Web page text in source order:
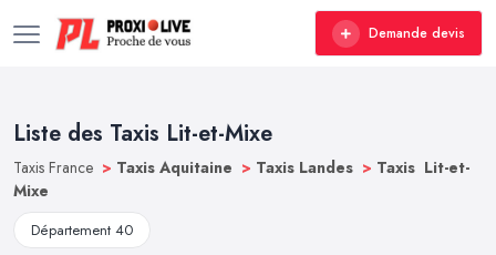
Demande devis
Liste des Taxis Lit-et-Mixe
Taxis France > Taxis Aquitaine > Taxis Landes > Taxis Lit-et-
Mixe
Département 40